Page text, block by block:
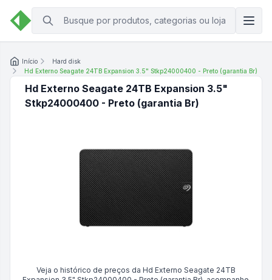
Início
Hard disk
Hd Externo Seagate 24TB Expansion 3.5" Stkp24000400 - Preto (garantia Br)
Hd Externo Seagate 24TB Expansion 3.5"
Stkp24000400 - Preto (garantia Br)
Veja o histórico de preços da Hd Externo Seagate 24TB